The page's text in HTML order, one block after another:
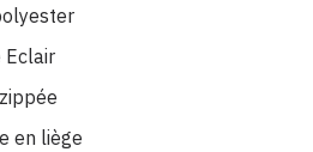
Eclair
en liège